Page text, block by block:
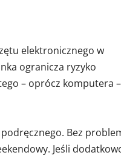
elektronicznego w
ogranicza ryzyko
– oprócz komputera –
Bez
Jeśli